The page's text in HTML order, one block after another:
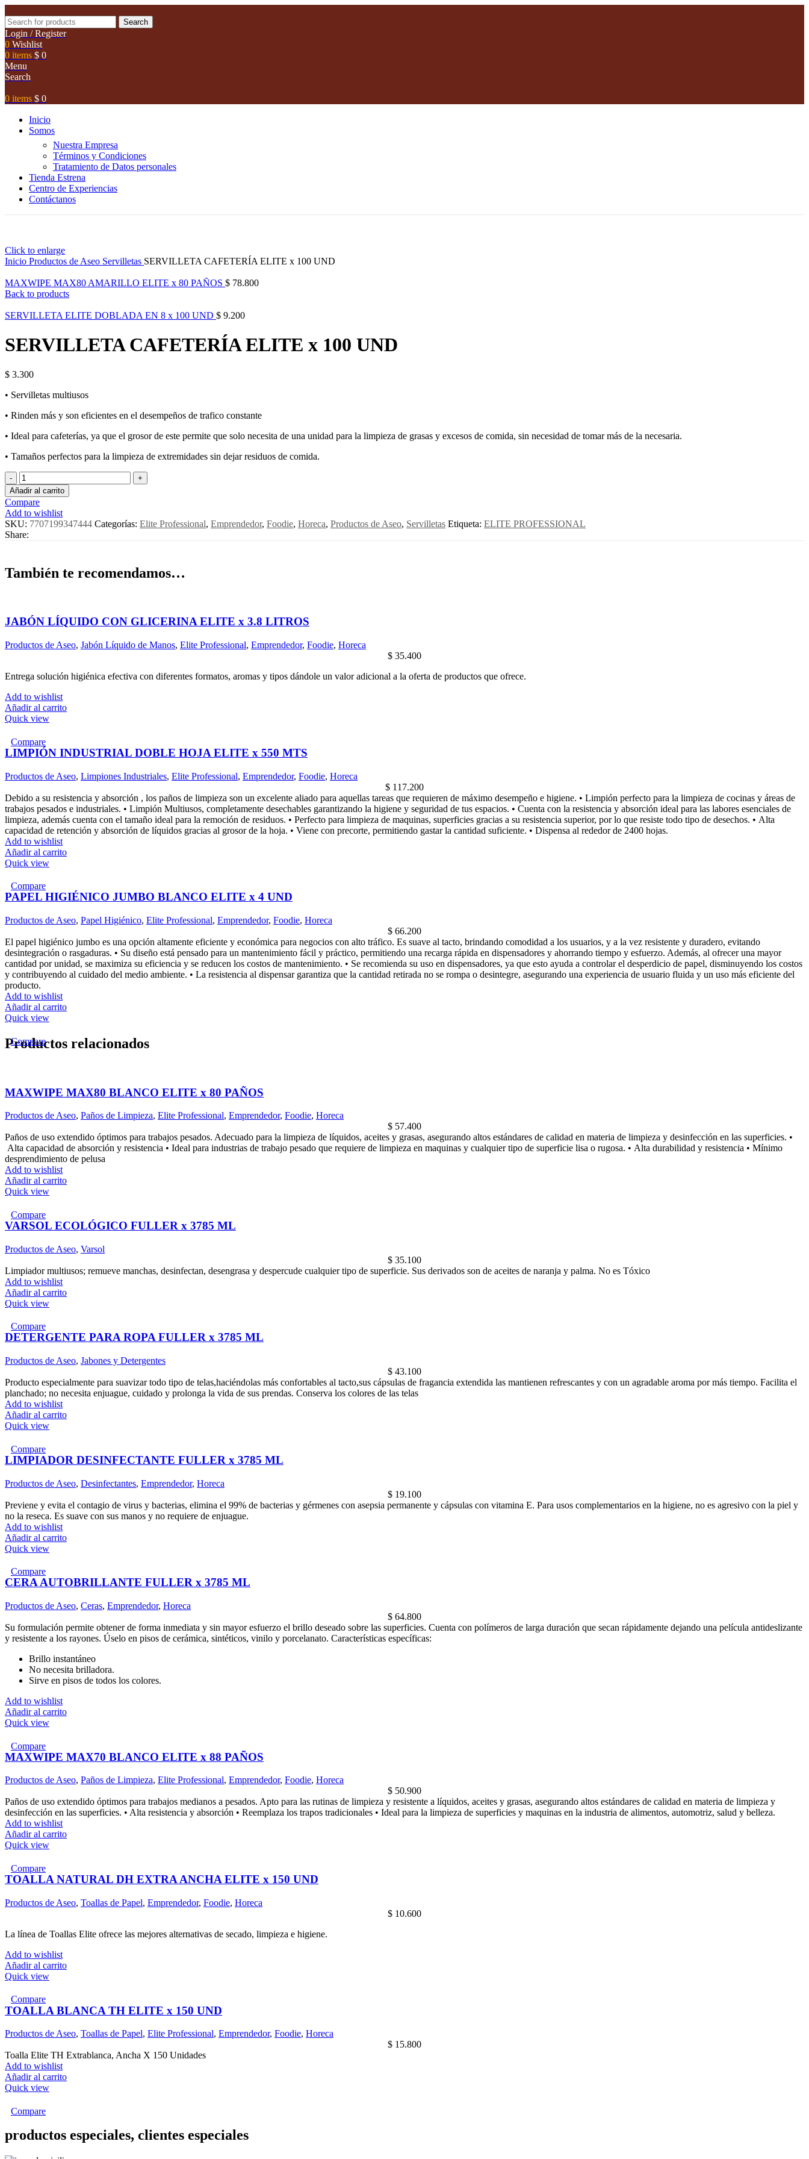
Search
Login / Register
0 Wishlist
0 items $ 0
Menu
Search
0 items $ 0
Inicio
Somos
Nuestra Empresa
Términos y Condiciones
Tratamiento de Datos personales
Tienda Estrena
Centro de Experiencias
Contáctanos
Click to enlarge
Inicio Productos de Aseo Servilletas SERVILLETA CAFETERÍA ELITE x 100 UND
MAXWIPE MAX80 AMARILLO ELITE x 80 PAÑOS $ 78.800
Back to products
SERVILLETA ELITE DOBLADA EN 8 x 100 UND $ 9.200
SERVILLETA CAFETERÍA ELITE x 100 UND
$ 3.300
• Servilletas multiusos
• Rinden más y son eficientes en el desempeños de trafico constante
• Ideal para cafeterías, ya que el grosor de este permite que solo necesita de una unidad para la limpieza de grasas y excesos de comida, sin necesidad de tomar más de la necesaria.
• Tamaños perfectos para la limpieza de extremidades sin dejar residuos de comida.
SERVILLETA
CAFETERÍA
ELITE
x
100
UND
cantidad
Añadir al carrito
Compare
Add to wishlist
SKU: 7707199347444 Categorías: Elite Professional, Emprendedor, Foodie, Horeca, Productos de Aseo, Servilletas Etiqueta: ELITE PROFESSIONAL
Share:
También te recomendamos…
Compare
JABÓN LÍQUIDO CON GLICERINA ELITE x 3.8 LITROS
Productos de Aseo, Jabón Líquido de Manos, Elite Professional, Emprendedor, Foodie, Horeca
$ 35.400
Entrega solución higiénica efectiva con diferentes formatos, aromas y tipos dándole un valor adicional a la oferta de productos que ofrece.
Add to wishlist
Añadir al carrito
Quick view
Compare
LIMPIÓN INDUSTRIAL DOBLE HOJA ELITE x 550 MTS
Productos de Aseo, Limpiones Industriales, Elite Professional, Emprendedor, Foodie, Horeca
$ 117.200
Debido a su resistencia y absorción , los paños de limpieza son un excelente aliado para aquellas tareas que requieren de máximo desempeño e higiene. • Limpión perfecto para la limpieza de cocinas y áreas de
trabajos pesados e industriales. • Limpión Multiusos, completamente desechables garantizando la higiene y seguridad de tus espacios. • Cuenta con la resistencia y absorción ideal para las labores esenciales de
limpieza, además cuenta con el tamaño ideal para la remoción de residuos. • Perfecto para limpieza de maquinas, superficies gracias a su resistencia superior, por lo que resiste todo tipo de desechos. • Alta
capacidad de retención y absorción de líquidos gracias al grosor de la hoja. • Viene con precorte, permitiendo gastar la cantidad suficiente. • Dispensa al rededor de 2400 hojas.
Add to wishlist
Añadir al carrito
Quick view
Compare
PAPEL HIGIÉNICO JUMBO BLANCO ELITE x 4 UND
Productos de Aseo, Papel Higiénico, Elite Professional, Emprendedor, Foodie, Horeca
$ 66.200
El papel higiénico jumbo es una opción altamente eficiente y económica para negocios con alto tráfico. Es suave al tacto, brindando comodidad a los usuarios, y a la vez resistente y duradero, evitando
desintegración o rasgaduras. • Su diseño está pensado para un mantenimiento fácil y práctico, permitiendo una recarga rápida en dispensadores y ahorrando tiempo y esfuerzo. Además, al ofrecer una mayor
cantidad por unidad, se maximiza su eficiencia y se reducen los costos de mantenimiento. • Se recomienda su uso en dispensadores, ya que esto ayuda a controlar el desperdicio de papel, disminuyendo los costos
y contribuyendo al cuidado del medio ambiente. • La resistencia al dispensar garantiza que la cantidad retirada no se rompa o desintegre, asegurando una experiencia de usuario fluida y un uso más eficiente del
producto.
Add to wishlist
Añadir al carrito
Quick view
Productos relacionados
Compare
MAXWIPE MAX80 BLANCO ELITE x 80 PAÑOS
Productos de Aseo, Paños de Limpieza, Elite Professional, Emprendedor, Foodie, Horeca
$ 57.400
Paños de uso extendido óptimos para trabajos pesados. Adecuado para la limpieza de líquidos, aceites y grasas, asegurando altos estándares de calidad en materia de limpieza y desinfección en las superficies. •
Alta capacidad de absorción y resistencia • Ideal para industrias de trabajo pesado que requiere de limpieza en maquinas y cualquier tipo de superficie lisa o rugosa. • Alta durabilidad y resistencia • Mínimo
desprendimiento de pelusa
Add to wishlist
Añadir al carrito
Quick view
Compare
VARSOL ECOLÓGICO FULLER x 3785 ML
Productos de Aseo, Varsol
$ 35.100
Limpiador multiusos; remueve manchas, desinfectan, desengrasa y despercude cualquier tipo de superficie. Sus derivados son de aceites de naranja y palma. No es Tóxico
Add to wishlist
Añadir al carrito
Quick view
Compare
DETERGENTE PARA ROPA FULLER x 3785 ML
Productos de Aseo, Jabones y Detergentes
$ 43.100
Producto especialmente para suavizar todo tipo de telas,haciéndolas más confortables al tacto,sus cápsulas de fragancia extendida las mantienen refrescantes y con un agradable aroma por más tiempo. Facilita el
planchado; no necesita enjuague, cuidado y prolonga la vida de sus prendas. Conserva los colores de las telas
Add to wishlist
Añadir al carrito
Quick view
Compare
LIMPIADOR DESINFECTANTE FULLER x 3785 ML
Productos de Aseo, Desinfectantes, Emprendedor, Horeca
$ 19.100
Previene y evita el contagio de virus y bacterias, elimina el 99% de bacterias y gérmenes con asepsia permanente y cápsulas con vitamina E. Para usos complementarios en la higiene, no es agresivo con la piel y
no la reseca. Es suave con sus manos y no requiere de enjuague.
Add to wishlist
Añadir al carrito
Quick view
Compare
CERA AUTOBRILLANTE FULLER x 3785 ML
Productos de Aseo, Ceras, Emprendedor, Horeca
$ 64.800
Su formulación permite obtener de forma inmediata y sin mayor esfuerzo el brillo deseado sobre las superficies. Cuenta con polímeros de larga duración que secan rápidamente dejando una película antideslizante
y resistente a los rayones. Úselo en pisos de cerámica, sintéticos, vinilo y porcelanato. Características específicas:
Brillo instantáneo
No necesita brilladora.
Sirve en pisos de todos los colores.
Add to wishlist
Añadir al carrito
Quick view
Compare
MAXWIPE MAX70 BLANCO ELITE x 88 PAÑOS
Productos de Aseo, Paños de Limpieza, Elite Professional, Emprendedor, Foodie, Horeca
$ 50.900
Paños de uso extendido óptimos para trabajos medianos a pesados. Apto para las rutinas de limpieza y resistente a líquidos, aceites y grasas, asegurando altos estándares de calidad en materia de limpieza y
desinfección en las superficies. • Alta resistencia y absorción • Reemplaza los trapos tradicionales • Ideal para la limpieza de superficies y maquinas en la industria de alimentos, automotriz, salud y belleza.
Add to wishlist
Añadir al carrito
Quick view
Compare
TOALLA NATURAL DH EXTRA ANCHA ELITE x 150 UND
Productos de Aseo, Toallas de Papel, Emprendedor, Foodie, Horeca
$ 10.600
La línea de Toallas Elite ofrece las mejores alternativas de secado, limpieza e higiene.
Add to wishlist
Añadir al carrito
Quick view
Compare
TOALLA BLANCA TH ELITE x 150 UND
Productos de Aseo, Toallas de Papel, Elite Professional, Emprendedor, Foodie, Horeca
$ 15.800
Toalla Elite TH Extrablanca, Ancha X 150 Unidades
Add to wishlist
Añadir al carrito
Quick view
productos especiales, clientes especiales